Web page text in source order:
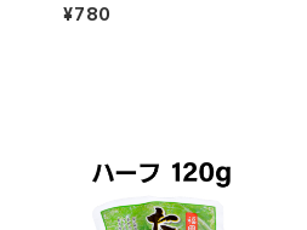
ーフ 200g
¥780